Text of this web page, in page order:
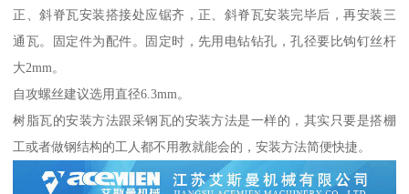
正、斜脊瓦安装搭接处应锯齐，正、斜脊瓦安装完毕后，再安装三
通瓦。固定件为配件。固定时，先用电钻钻孔，孔径要比钩钉丝杆
大2mm。
自攻螺丝建议选用直径6.3mm。
树脂瓦的安装方法跟采钢瓦的安装方法是一样的，其实只要是搭棚
工或者做钢结构的工人都不用教就能会的，安装方法简便快捷。